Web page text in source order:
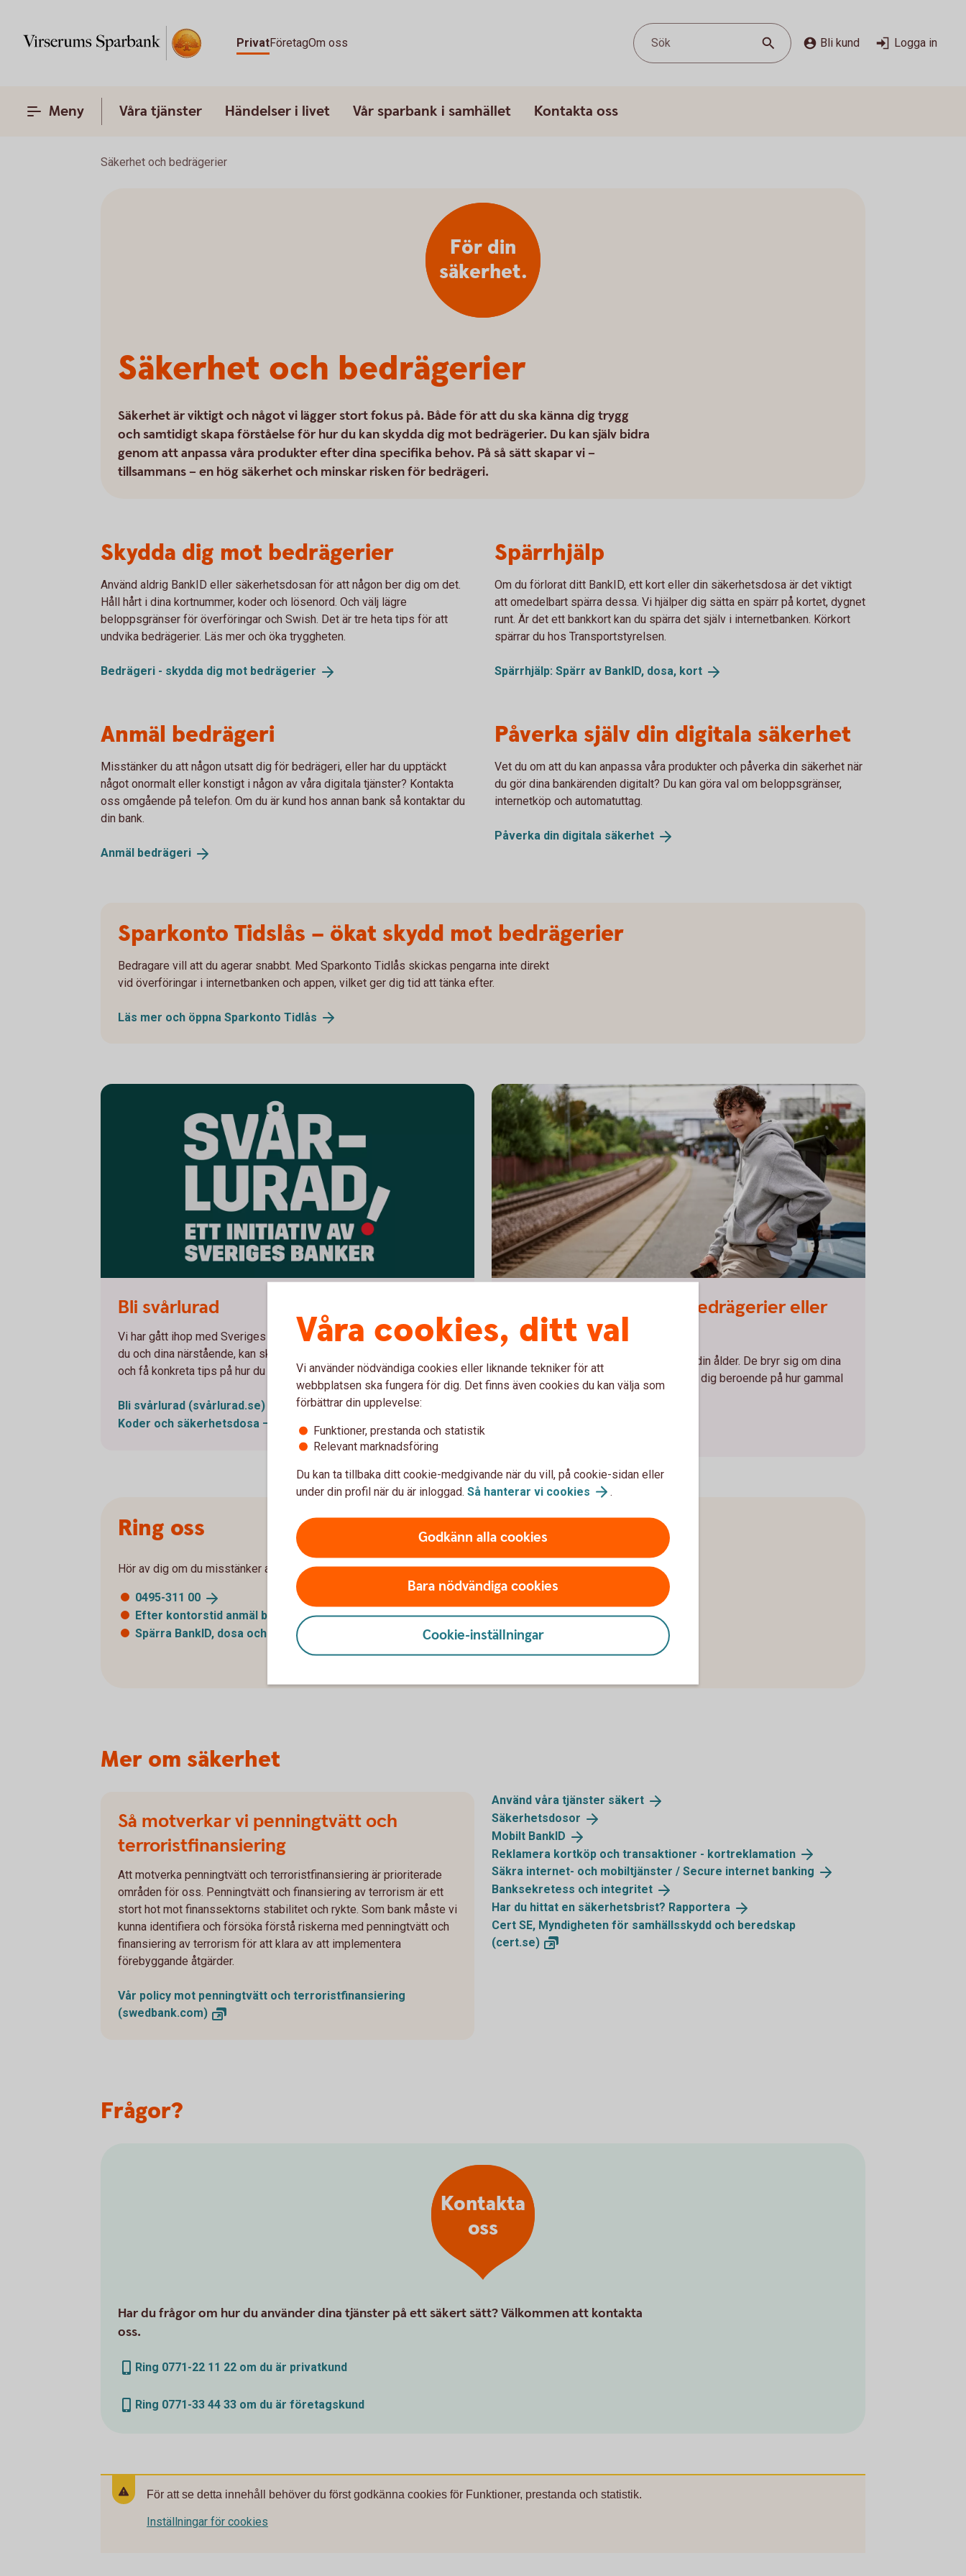
PrivatFöretagOm oss Sök Bli kund Logga in
Meny Våra tjänster Händelser i livet Vår sparbank i samhället Kontakta oss
Säkerhet och bedrägerier
Säkerhet och bedrägerier
Säkerhet är viktigt och något vi lägger stort fokus på. Både för att du ska känna dig trygg
och samtidigt skapa förståelse för hur du kan skydda dig mot bedrägerier. Du kan själv bidra
genom att anpassa våra produkter efter dina specifika behov. På så sätt skapar vi –
tillsammans – en hög säkerhet och minskar risken för bedrägeri.
För din
säkerhet.
Skydda dig mot bedrägerier
Använd aldrig BankID eller säkerhetsdosan för att någon ber dig om det.
Håll hårt i dina kortnummer, koder och lösenord. Och välj lägre
beloppsgränser för överföringar och Swish. Det är tre heta tips för att
undvika bedrägerier. Läs mer och öka tryggheten.
Bedrägeri - skydda dig mot bedrägerier
Spärrhjälp
Om du förlorat ditt BankID, ett kort eller din säkerhetsdosa är det viktigt
att omedelbart spärra dessa. Vi hjälper dig sätta en spärr på kortet, dygnet
runt. Är det ett bankkort kan du spärra det själv i internetbanken. Körkort
spärrar du hos Transportstyrelsen.
Spärrhjälp: Spärr av BankID, dosa, kort
Anmäl bedrägeri
Misstänker du att någon utsatt dig för bedrägeri, eller har du upptäckt
något onormalt eller konstigt i någon av våra digitala tjänster? Kontakta
oss omgående på telefon. Om du är kund hos annan bank så kontaktar du
din bank.
Anmäl bedrägeri
Påverka själv din digitala säkerhet
Vet du om att du kan anpassa våra produkter och påverka din säkerhet när
du gör dina bankärenden digitalt? Du kan göra val om beloppsgränser,
internetköp och automatuttag.
Påverka din digitala säkerhet
Sparkonto Tidslås – ökat skydd mot bedrägerier
Bedragare vill att du agerar snabbt. Med Sparkonto Tidlås skickas pengarna inte direkt
vid överföringar i internetbanken och appen, vilket ger dig tid att tänka efter.
Läs mer och öppna Sparkonto Tidlås
Bli svårlurad
Vi har gått ihop med Sveriges banker för att sprida kunskap om hur
du och dina närstående, kan skydda er mot bedrägerier. Läs mer
och få konkreta tips på hur du kan bli mer svårlurad.
Bli svårlurad (svårlurad.se)
Koder och säkerhetsdosa – filmer om
bedrägerier
Penningmålvakt, spelbedrägerier eller
spionprogram?
Bedragarna bryr sig inte om dig. Eller din ålder. De bryr sig om dina
pengar och använder olika sätt att lura dig beroende på hur gammal
Ring oss
Hör av dig om du misstänker att du är utsatt för bedrägeri.
0495-311 00
Efter kontorstid anmäl bedrägeri på 0771-97 7512
Spärra BankID, dosa och kort - dygnet runt 08-411 1011
Mer om säkerhet
Så motverkar vi penningtvätt och
terroristfinansiering
Att motverka penningtvätt och terroristfinansiering är prioriterade
områden för oss. Penningtvätt och finansiering av terrorism är ett
stort hot mot finanssektorns stabilitet och rykte. Som bank måste vi
kunna identifiera och försöka förstå riskerna med penningtvätt och
finansiering av terrorism för att klara av att implementera
förebyggande åtgärder.
Vår policy mot penningtvätt och terroristfinansiering
(swedbank.com)
Använd våra tjänster säkert
Säkerhetsdosor
Mobilt BankID
Reklamera kortköp och transaktioner - kortreklamation
Säkra internet- och mobiltjänster / Secure internet banking
Banksekretess och integritet
Har du hittat en säkerhetsbrist? Rapportera
Cert SE, Myndigheten för samhällsskydd och beredskap
(cert.se)
Frågor?
Har du frågor om hur du använder dina tjänster på ett säkert sätt? Välkommen att kontakta
oss.
Ring 0771-22 11 22 om du är privatkund
Ring 0771-33 44 33 om du är företagskund
Kontakta
oss
För att se detta innehåll behöver du först godkänna cookies för Funktioner, prestanda och statistik.
Inställningar för cookies
Våra cookies, ditt val
Vi använder nödvändiga cookies eller liknande tekniker för att
webbplatsen ska fungera för dig. Det finns även cookies du kan välja som
förbättrar din upplevelse:
Funktioner, prestanda och statistik
Relevant marknadsföring
Du kan ta tillbaka ditt cookie-medgivande när du vill, på cookie-sidan eller
under din profil när du är inloggad. Så hanterar vi cookies .
Godkänn alla cookies
Bara nödvändiga cookies
Cookie-inställningar